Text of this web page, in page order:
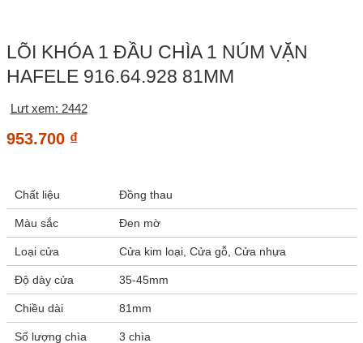
LÕI KHÓA 1 ĐẦU CHÌA 1 NÚM VẶN
HAFELE 916.64.928 81MM
Lưt xem: 2442
953.700 ₫
Chất liệu Đồng thau
Màu sắc Đen mờ
Loại cửa Cửa kim loại, Cửa gỗ, Cửa nhựa
Độ dày cửa 35-45mm
Chiều dài 81mm
Số lượng chìa 3 chìa